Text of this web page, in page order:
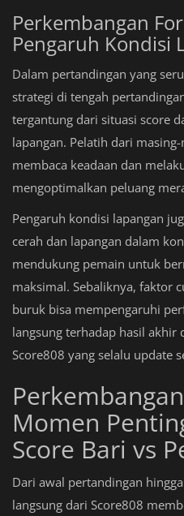
Perkembangan
Pengaruh Kondisi
Dalam pertandingan yang
strategi di tengah
tergantung dari situasi score
lapangan. Pelatih dari
membaca keadaan dan
mengoptimalkan peluang
Pengaruh kondisi lapangan
cerah dan lapangan dalam
mendukung pemain untuk
maksimal. Sebaliknya, faktor
buruk bisa mempengaruhi
langsung terhadap hasil akhir
Score808 yang selalu update
Momen
Score Bari vs
Dari awal pertandingan
langsung dari Score808